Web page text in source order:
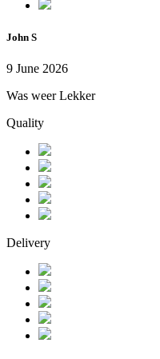
John S
9 June 2026
Was weer Lekker
Quality
Delivery